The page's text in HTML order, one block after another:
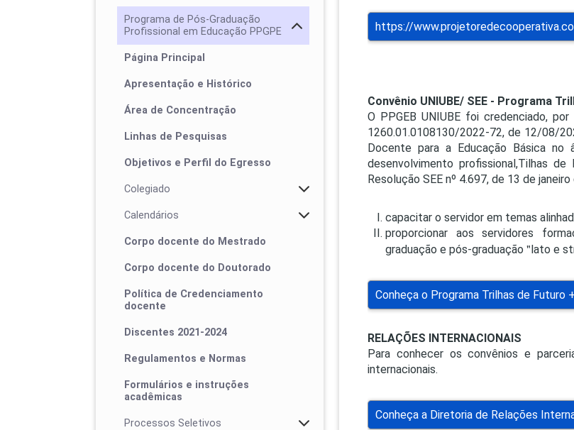
Programa de Pós-Graduação
Profissional em Educação PPGPE
Página Principal
Apresentação e Histórico
Área de Concentração
Linhas de Pesquisas
Objetivos e Perfil do Egresso
Colegiado
Calendários
Corpo docente do Mestrado
Corpo docente do Doutorado
Política de Credenciamento
docente
Discentes 2021-2024
Regulamentos e Normas
Formulários e instruções
acadêmicas
Processos Seletivos
https://
Convênio UNIUBE/ SEE - Programa
O PPGEB UNIUBE foi credenciado,
1260.01.0108130/2022-72, de 12/08/
Docente para a Educação Básica no
desenvolvimento profissional,Tilhas
Resolução SEE nº 4.697, de 13 de
capacitar o servidor em temas
proporcionar aos servidores
graduação e pós-graduação
lato e
Conheça o Programa Trilhas de Futuro +
RELAÇÕES INTERNACIONAIS
Para conhecer os convênios e
internacionais.
Conheça a Diretoria de Relações